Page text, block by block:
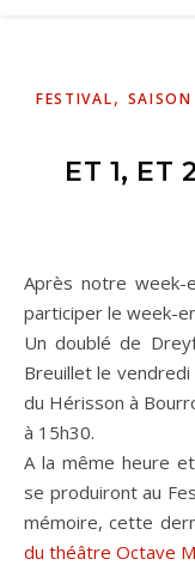
FESTIVAL,
ET 1, ET
Après notre week-end solidaire, nous avons le plaisir de
participer le week-
Un doublé de
Breuillet le
du Hérisson à
à 15h30.
A la même heure
se produiront au
mémoire, cette
du théâtre Octave